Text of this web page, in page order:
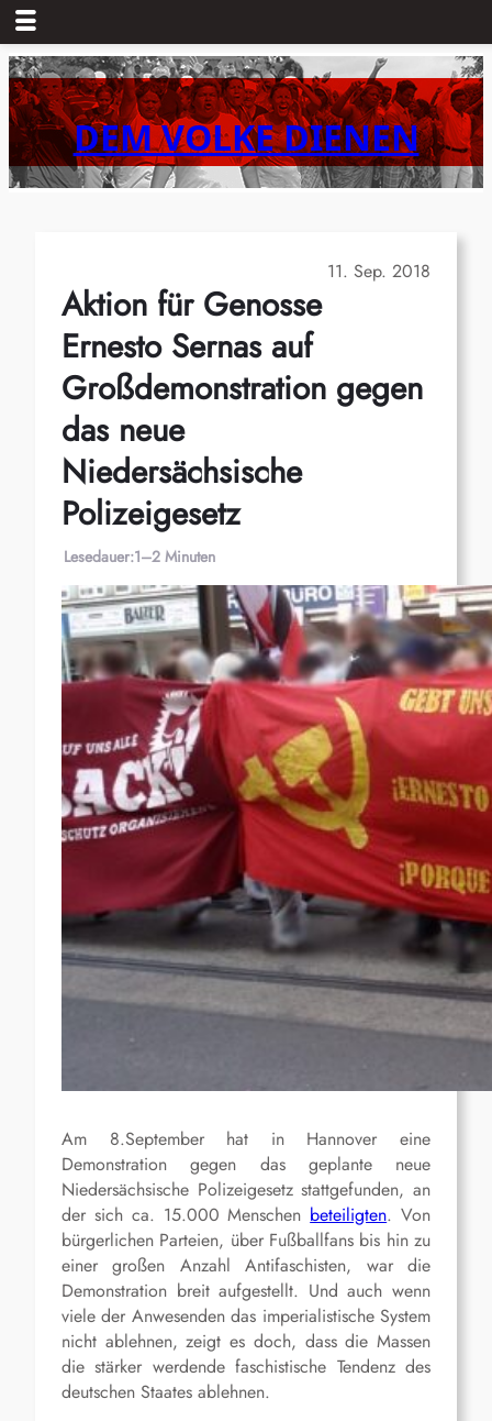
Zum
Inhalt
springenDEM VOLKE DIENEN
11. Sep. 2018
Aktion für Genosse
Ernesto Sernas auf
Großdemonstration gegen
das neue
Niedersächsische
Polizeigesetz
Lesedauer:1–2 Minuten
Am 8.September hat in Hannover eine
Demonstration gegen das geplante neue
Niedersächsische Polizeigesetz stattgefunden, an
der sich ca. 15.000 Menschen beteiligten. Von
bürgerlichen Parteien, über Fußballfans bis hin zu
einer großen Anzahl Antifaschisten, war die
Demonstration breit aufgestellt. Und auch wenn
viele der Anwesenden das imperialistische System
nicht ablehnen, zeigt es doch, dass die Massen
die stärker werdende faschistische Tendenz des
deutschen Staates ablehnen.